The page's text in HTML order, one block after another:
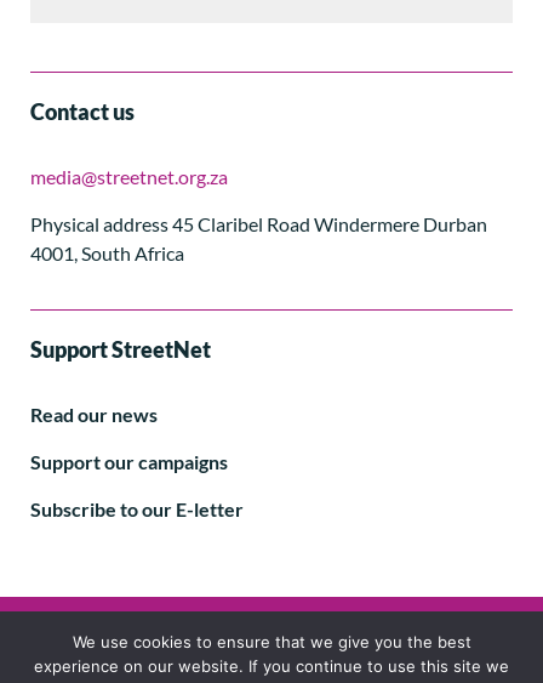
Contact us
media@streetnet.org.za
Physical address 45 Claribel Road Windermere Durban
4001, South Africa
Support StreetNet
Read our news
Support our campaigns
Subscribe to our E-letter
Follow us
We use cookies to ensure that we give you the best
experience on our website. If you continue to use this site we